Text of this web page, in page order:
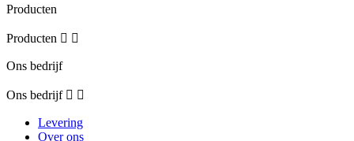
Producten
Producten  
Ons bedrijf
Ons bedrijf  
Levering
Over ons